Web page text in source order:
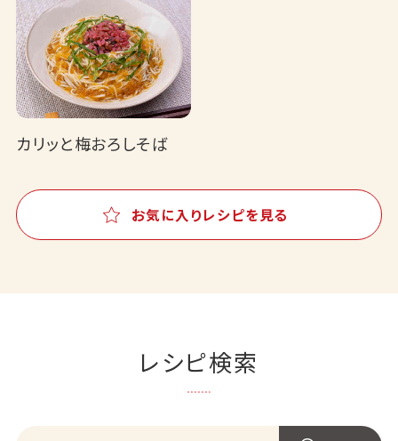
カリッと梅おろしそば
お気に入りレシピを見る
レシピ検索